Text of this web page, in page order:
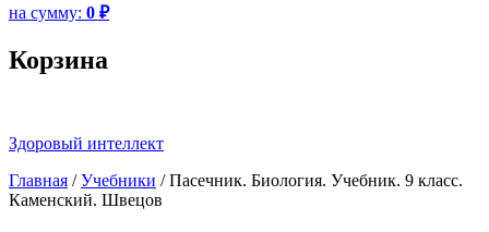
на сумму: 0 ₽
Корзина
Здоровый интеллект
Главная /Учебники / Пасечник. Биология. Учебник. 9 класс.
Каменский. Швецов